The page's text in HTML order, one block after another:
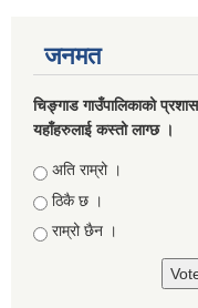
जनमत
चिङ्गाड गाउँपालिकाको
यहाँहरुलाई कस्तो लाग्छ ।
Choices
अति राम्रो ।
ठिकै छ ।
राम्रो छैन ।